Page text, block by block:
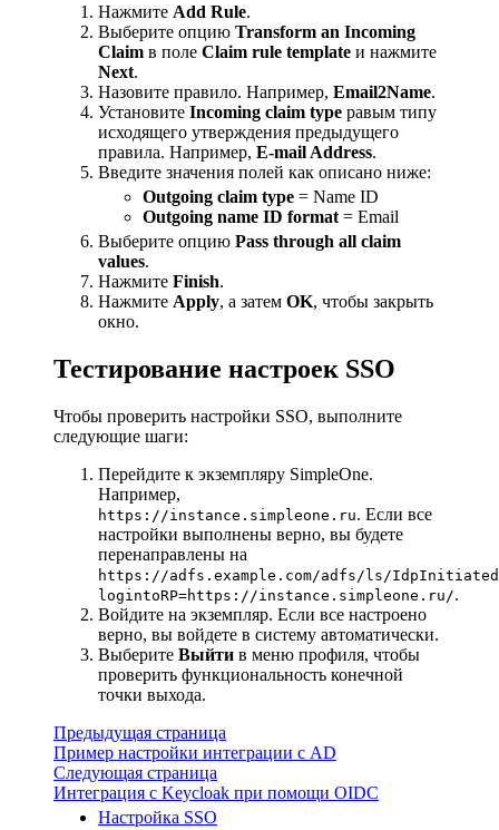
Нажмите Add Rule.
Выберите опцию Transform an Incoming
Claim в поле Claim rule template и нажмите
Next.
Назовите правило. Например, Email2Name.
Установите Incoming claim type равым типу
исходящего утверждения предыдущего
правила. Например, E-mail Address.
Введите значения полей как описано ниже:
Outgoing claim type = Name ID
Outgoing name ID format = Email
Выберите опцию Pass through all claim
values.
Нажмите Finish.
Нажмите Apply, а затем OK, чтобы закрыть
окно.
Тестирование настроек SSO
Чтобы проверить настройки SSO, выполните
следующие шаги:
Перейдите к экземпляру SimpleOne.
Например,
https://instance.simpleone.ru. Если все
настройки выполнены верно, вы будете
перенаправлены на
https://adfs.example.com/adfs/ls/
logintoRP=https://instance.simpleone.ru/.
Войдите на экземпляр. Если все настроено
верно, вы войдете в систему автоматически.
Выберите Выйти в меню профиля, чтобы
проверить функциональность конечной
точки выхода.
Предыдущая страница
Пример настройки интеграции с AD
Следующая страница
Интеграция с Keycloak при помощи OIDC
Настройка SSO